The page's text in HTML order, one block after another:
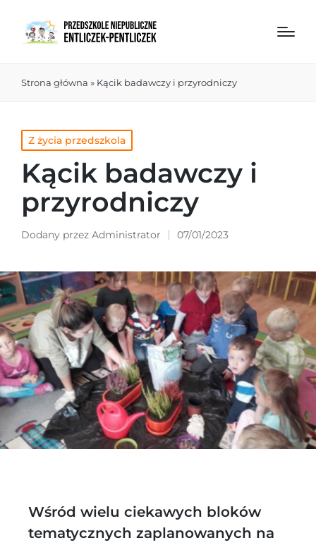
Strona główna » Kącik badawczy i przyrodniczy
Z życia przedszkola
Kącik badawczy i
przyrodniczy
Dodany przez Administrator 07/01/2023
Wśród wielu ciekawych bloków
tematycznych zaplanowanych na